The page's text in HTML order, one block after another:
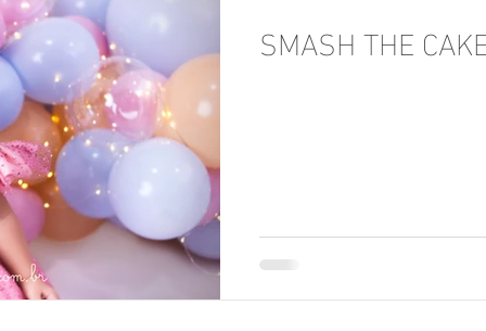
Ensaios 15 anos no estúdio. Formatura / Família /
SMASH THE